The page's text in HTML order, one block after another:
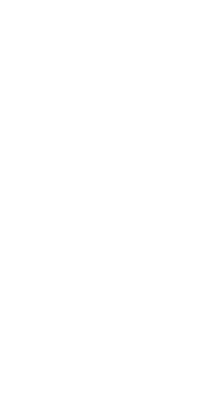
«Marketing e